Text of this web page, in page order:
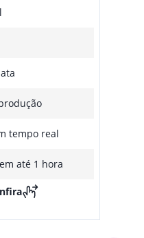
tempo real
até 1 hora